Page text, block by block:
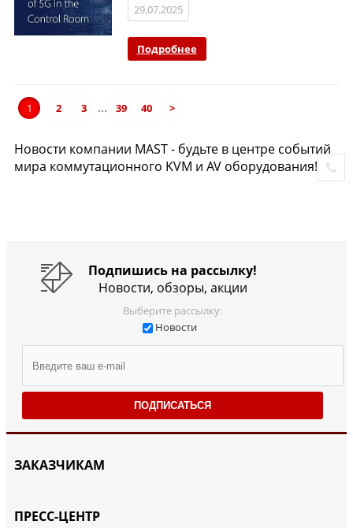
29.07.2025
Подробнее
1 2 3 ... 39 40 >
Новости компании MAST - будьте в центре событий
мира коммутационного KVM и AV оборудования!
Подпишись на рассылку!
Новости, обзоры, акции
Выберите рассылку:
Новости
ПОДПИСАТЬСЯ
ЗАКАЗЧИКАМ
ПРЕСС-ЦЕНТР